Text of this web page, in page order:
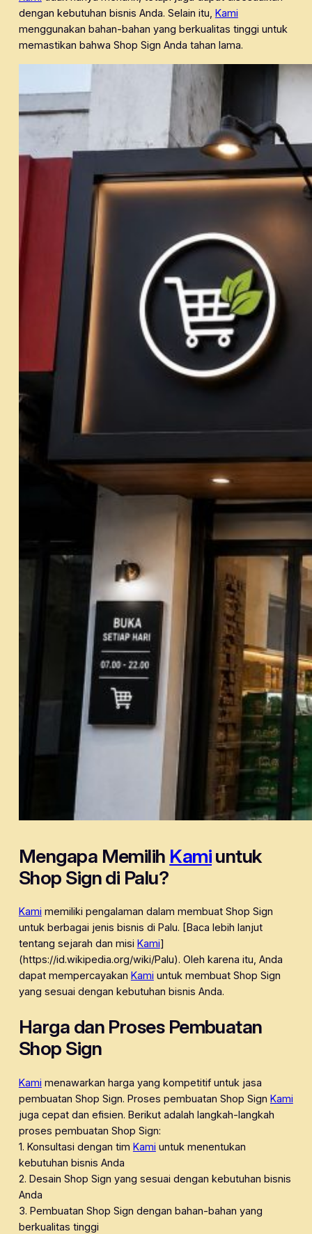
dengan kebutuhan bisnis Anda. Selain itu, Kami
menggunakan bahan-bahan yang berkualitas tinggi untuk
memastikan bahwa Shop Sign Anda tahan lama.
Mengapa Memilih Kamiuntuk
Shop Sign di Palu?
Kami memiliki pengalaman dalam membuat Shop Sign
untuk berbagai jenis bisnis di Palu. [Baca lebih lanjut
tentang sejarah dan misi Kami]
(https://id.wikipedia.org/wiki/Palu). Oleh karena itu, Anda
dapat mempercayakan Kami untuk membuat Shop Sign
yang sesuai dengan kebutuhan bisnis Anda.
Harga dan Proses Pembuatan
Shop Sign
Kami menawarkan harga yang kompetitif untuk jasa
pembuatan Shop Sign. Proses pembuatan Shop Sign Kami
juga cepat dan efisien. Berikut adalah langkah-langkah
proses pembuatan Shop Sign:
1. Konsultasi dengan tim Kami untuk menentukan
kebutuhan bisnis Anda
2. Desain Shop Sign yang sesuai dengan kebutuhan bisnis
Anda
3. Pembuatan Shop Sign dengan bahan-bahan yang
berkualitas tinggi